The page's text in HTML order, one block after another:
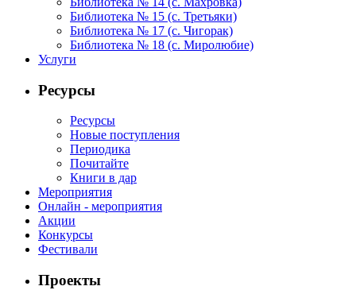
Библиотека № 15 (с. Третьяки)
Библиотека № 17 (с. Чигорак)
Библиотека № 18 (с. Миролюбие)
Услуги
Ресурсы
Ресурсы
Новые поступления
Периодика
Почитайте
Книги в дар
Мероприятия
Онлайн - мероприятия
Акции
Конкурсы
Фестивали
Проекты